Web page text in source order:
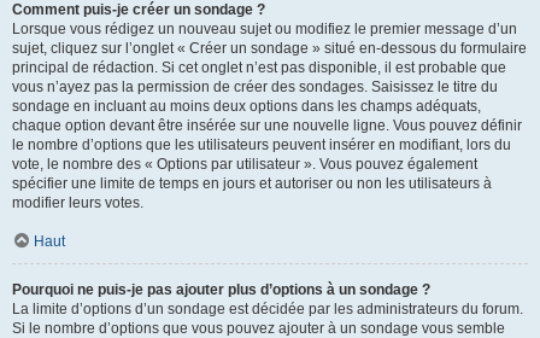
Comment puis-je créer un sondage ?
Lorsque vous rédigez un nouveau sujet ou modifiez le premier message d’un
sujet, cliquez sur l’onglet « Créer un sondage » situé en-dessous du formulaire
principal de rédaction. Si cet onglet n’est pas disponible, il est probable que
vous n’ayez pas la permission de créer des sondages. Saisissez le titre du
sondage en incluant au moins deux options dans les champs adéquats,
chaque option devant être insérée sur une nouvelle ligne. Vous pouvez définir
le nombre d’options que les utilisateurs peuvent insérer en modifiant, lors du
vote, le nombre des « Options par utilisateur ». Vous pouvez également
spécifier une limite de temps en jours et autoriser ou non les utilisateurs à
modifier leurs votes.
Haut
Pourquoi ne puis-je pas ajouter plus d’options à un sondage ?
La limite d’options d’un sondage est décidée par les administrateurs du forum.
Si le nombre d’options que vous pouvez ajouter à un sondage vous semble